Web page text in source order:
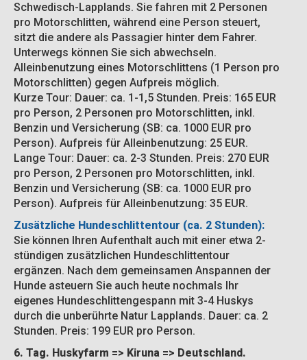
Schwedisch-Lapplands. Sie fahren mit 2 Personen
pro Motorschlitten, während eine Person steuert,
sitzt die andere als Passagier hinter dem Fahrer.
Unterwegs können Sie sich abwechseln.
Alleinbenutzung eines Motorschlittens (1 Person pro
Motorschlitten) gegen Aufpreis möglich.
Kurze Tour: Dauer: ca. 1-1,5 Stunden. Preis: 165 EUR
pro Person, 2 Personen pro Motorschlitten, inkl.
Benzin und Versicherung (SB: ca. 1000 EUR pro
Person). Aufpreis für Alleinbenutzung: 25 EUR.
Lange Tour: Dauer: ca. 2-3 Stunden. Preis: 270 EUR
pro Person, 2 Personen pro Motorschlitten, inkl.
Benzin und Versicherung (SB: ca. 1000 EUR pro
Person). Aufpreis für Alleinbenutzung: 35 EUR.
Zusätzliche Hundeschlittentour (ca. 2 Stunden):
Sie können Ihren Aufenthalt auch mit einer etwa 2-
stündigen zusätzlichen Hundeschlittentour
ergänzen. Nach dem gemeinsamen Anspannen der
Hunde asteuern Sie auch heute nochmals Ihr
eigenes Hundeschlittengespann mit 3-4 Huskys
durch die unberührte Natur Lapplands. Dauer: ca. 2
Stunden. Preis: 199 EUR pro Person.
6. Tag. Huskyfarm => Kiruna => Deutschland.